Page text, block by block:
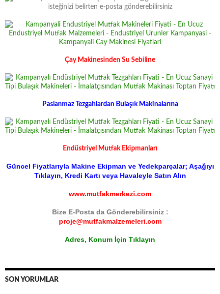
Çay Makinesinden Su Sebiline
Paslanmaz Tezgahlardan Bulaşık Makinalarına
Endüstriyel Mutfak Ekipmanları
Güncel Fiyatlarıyla Makine Ekipman ve Yedekparçalar; Aşağıyı
Tıklayın, Kredi Kartı veya Havaleyle Satın Alın
www.mutfakmerkezi.com
Bize E-Posta da Gönderebilirsiniz :
proje@mutfakmalzemeleri.com
Adres, Konum İçin Tıklayın
SON YORUMLAR